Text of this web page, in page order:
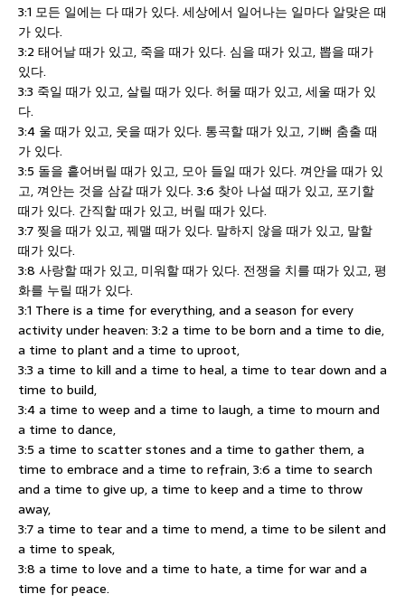
3:1 모든 일에는 다 때가 있다. 세상에서 일어나는 일마다 알맞은 때
가 있다.
3:2 태어날 때가 있고, 죽을 때가 있다. 심을 때가 있고, 뽑을 때가
있다.
3:3 죽일 때가 있고, 살릴 때가 있다. 허물 때가 있고, 세울 때가 있
다.
3:4 울 때가 있고, 웃을 때가 있다. 통곡할 때가 있고, 기뻐 춤출 때
가 있다.
3:5 돌을 흩어버릴 때가 있고, 모아 들일 때가 있다. 껴안을 때가 있
고, 껴안는 것을 삼갈 때가 있다. 3:6 찾아 나설 때가 있고, 포기할
때가 있다. 간직할 때가 있고, 버릴 때가 있다.
3:7 찢을 때가 있고, 꿰맬 때가 있다. 말하지 않을 때가 있고, 말할
때가 있다.
3:8 사랑할 때가 있고, 미워할 때가 있다. 전쟁을 치를 때가 있고, 평
화를 누릴 때가 있다.
3:1 There is a time for everything, and a season for every
activity under heaven: 3:2 a time to be born and a time to die,
a time to plant and a time to uproot,
3:3 a time to kill and a time to heal, a time to tear down and a
time to build,
3:4 a time to weep and a time to laugh, a time to mourn and
a time to dance,
3:5 a time to scatter stones and a time to gather them, a
time to embrace and a time to refrain, 3:6 a time to search
and a time to give up, a time to keep and a time to throw
away,
3:7 a time to tear and a time to mend, a time to be silent and
a time to speak,
3:8 a time to love and a time to hate, a time for war and a
time for peace.